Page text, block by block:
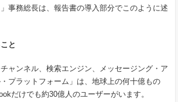
事務総長は、報告書の導入部分でこのように述
と
ャンネル、検索エンジン、メッセージング・ア
プラットフォーム」は、地球上の何十億もの
だけでも約30億人のユーザーがいます。